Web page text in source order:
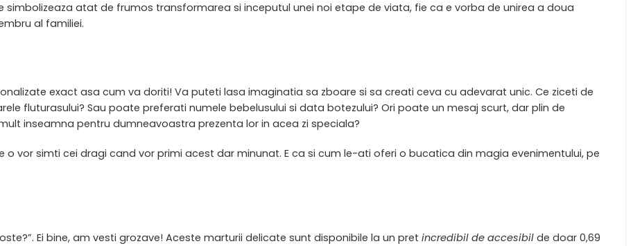
atat de frumos transformarea si inceputul unei noi etape de viata, fie ca e vorba de unirea a doua
al familiei.
exact asa cum va doriti! Va puteti lasa imaginatia sa zboare si sa creati ceva cu adevarat unic. Ce ziceti de
fluturasului? Sau poate preferati numele bebelusului si data botezului? Ori poate un mesaj scurt, dar plin de
inseamna pentru dumneavoastra prezenta lor in acea zi speciala?
o vor simti cei dragi cand vor primi acest dar minunat. E ca si cum le-ati oferi o bucatica din magia evenimentului, pe
Ei bine, am vesti grozave! Aceste marturii delicate sunt disponibile la un pret incredibil de accesibil de doar 0,69